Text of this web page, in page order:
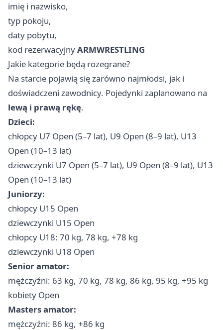
imię i nazwisko,
typ pokoju,
daty pobytu,
kod rezerwacyjnyARMWRESTLING
Jakie kategorie będą rozegrane?
Na starcie pojawią się zarówno najmłodsi, jak i
doświadczeni zawodnicy. Pojedynki zaplanowano na
lewą i prawą rękę.
Dzieci:
chłopcy U7 Open (5–7 lat), U9 Open (8–9 lat), U13
Open (10–13 lat)
dziewczynki U7 Open (5–7 lat), U9 Open (8–9 lat), U13
Open (10–13 lat)
Juniorzy:
chłopcy U15 Open
dziewczynki U15 Open
chłopcy U18: 70 kg, 78 kg, +78 kg
dziewczynki U18 Open
Senior amator:
mężczyźni: 63 kg, 70 kg, 78 kg, 86 kg, 95 kg, +95 kg
kobiety Open
Masters amator:
mężczyźni: 86 kg, +86 kg